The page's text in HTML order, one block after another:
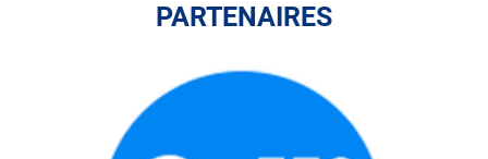
PARTENAIRES